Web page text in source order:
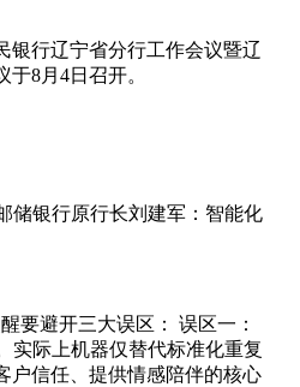
银行辽宁省分行工作会议暨辽
8月4日召开。
储银行原行长刘建军：智能化
要避开三大误区： 误区一：
实际上机器仅替代标准化重复
户信任、提供情感陪伴的核心